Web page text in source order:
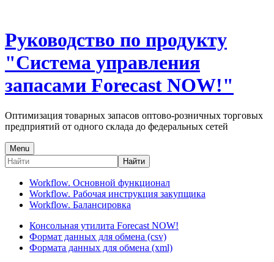
Руководство по продукту
"Система управления
запасами Forecast NOW!"
Оптимизация товарных запасов оптово-розничных торговых
предприятий от одного склада до федеральных сетей
Menu
Найти
Workflow. Основной функционал
Workflow. Рабочая инструкция закупщика
Workflow. Балансировка
Консольная утилита Forecast NOW!
Формат данных для обмена (csv)
Формата данных для обмена (xml)